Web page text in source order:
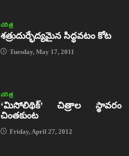
చరిత్ర
శత్రుదుర్భేద్యమైన సిద్ధవటం కోట
Tuesday, May 17, 2011
చరిత్ర
‘మిసోలిథిక్‌’ చిత్రాల స్థావరం
చింతకుంట
Friday, April 27, 2012